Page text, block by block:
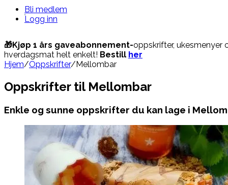
Bli medlem
Logg inn
🎁Kjøp 1 års gaveabonnement-oppskrifter, ukesmenyer
hverdagsmat helt enkelt! Bestill her
Hjem/Oppskrifter/Mellombar
Oppskrifter til Mellombar
Enkle og sunne oppskrifter du kan lage i